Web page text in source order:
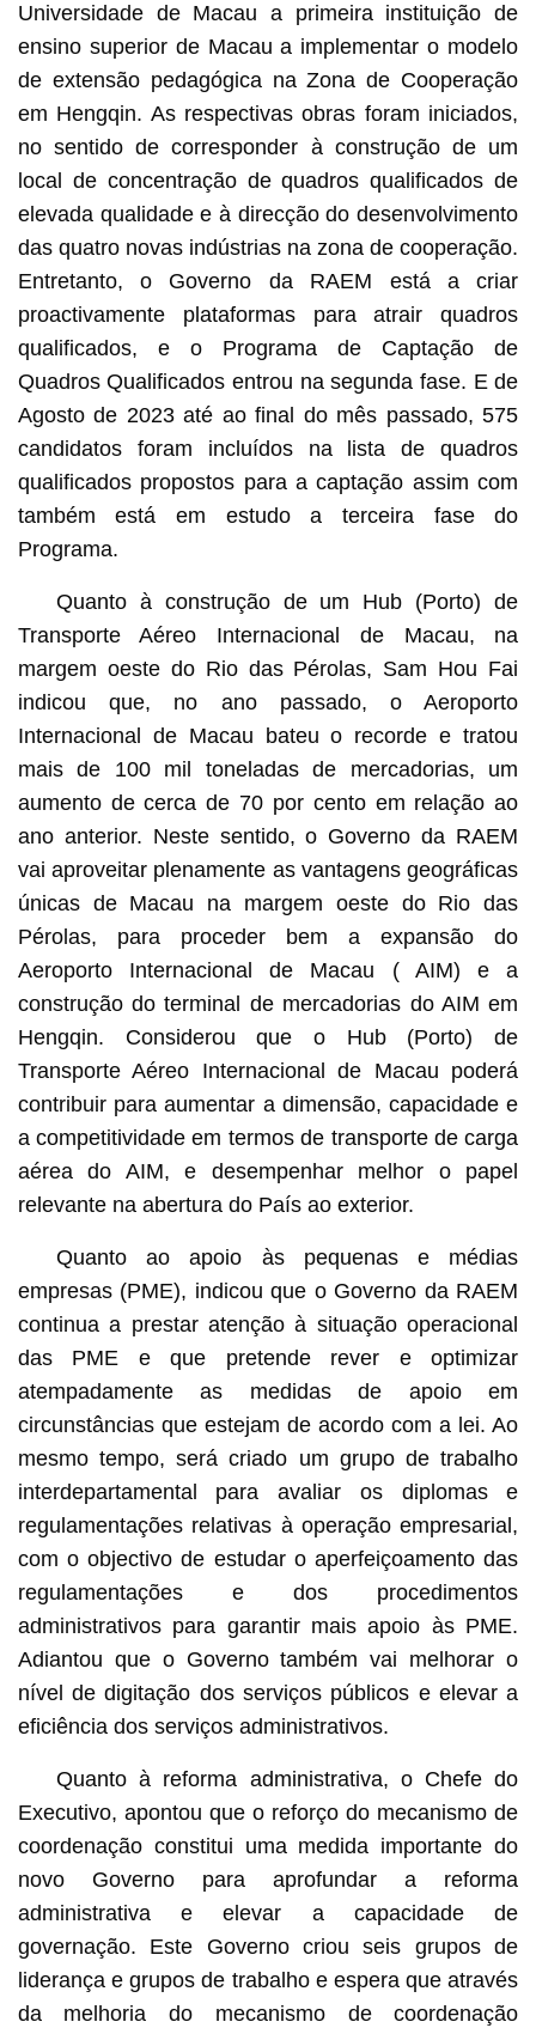
Universidade de Macau a primeira instituição de
ensino superior de Macau a implementar o modelo
de extensão pedagógica na Zona de Cooperação
em Hengqin. As respectivas obras foram iniciados,
no sentido de corresponder à construção de um
local de concentração de quadros qualificados de
elevada qualidade e à direcção do desenvolvimento
das quatro novas indústrias na zona de cooperação.
Entretanto, o Governo da RAEM está a criar
proactivamente plataformas para atrair quadros
qualificados, e o Programa de Captação de
Quadros Qualificados entrou na segunda fase. E de
Agosto de 2023 até ao final do mês passado, 575
candidatos foram incluídos na lista de quadros
qualificados propostos para a captação assim com
também está em estudo a terceira fase do
Programa.
Quanto à construção de um Hub (Porto) de
Transporte Aéreo Internacional de Macau, na
margem oeste do Rio das Pérolas, Sam Hou Fai
indicou que, no ano passado, o Aeroporto
Internacional de Macau bateu o recorde e tratou
mais de 100 mil toneladas de mercadorias, um
aumento de cerca de 70 por cento em relação ao
ano anterior. Neste sentido, o Governo da RAEM
vai aproveitar plenamente as vantagens geográficas
únicas de Macau na margem oeste do Rio das
Pérolas, para proceder bem a expansão do
Aeroporto Internacional de Macau ( AIM) e a
construção do terminal de mercadorias do AIM em
Hengqin. Considerou que o Hub (Porto) de
Transporte Aéreo Internacional de Macau poderá
contribuir para aumentar a dimensão, capacidade e
a competitividade em termos de transporte de carga
aérea do AIM, e desempenhar melhor o papel
relevante na abertura do País ao exterior.
Quanto ao apoio às pequenas e médias
empresas (PME), indicou que o Governo da RAEM
continua a prestar atenção à situação operacional
das PME e que pretende rever e optimizar
atempadamente as medidas de apoio em
circunstâncias que estejam de acordo com a lei. Ao
mesmo tempo, será criado um grupo de trabalho
interdepartamental para avaliar os diplomas e
regulamentações relativas à operação empresarial,
com o objectivo de estudar o aperfeiçoamento das
regulamentações e dos procedimentos
administrativos para garantir mais apoio às PME.
Adiantou que o Governo também vai melhorar o
nível de digitação dos serviços públicos e elevar a
eficiência dos serviços administrativos.
Quanto à reforma administrativa, o Chefe do
Executivo, apontou que o reforço do mecanismo de
coordenação constitui uma medida importante do
novo Governo para aprofundar a reforma
administrativa e elevar a capacidade de
governação. Este Governo criou seis grupos de
liderança e grupos de trabalho e espera que através
da melhoria do mecanismo de coordenação